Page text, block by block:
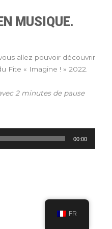
MUSIQUE.
allez pouvoir découvrir
Fite « Imagine ! » 2022
2 minutes de pause
00:00
FR